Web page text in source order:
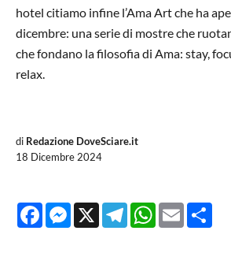
hotel citiamo infine l’Ama Art che ha
dicembre: una serie di mostre che
che fondano la filosofia di Ama: stay,
relax.
di Redazione DoveSciare.it
18 Dicembre 2024
FacebookMessenger
X TelegramWhatsApp
Email